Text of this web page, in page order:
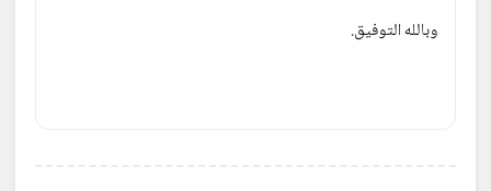
وبالله التوفيق.